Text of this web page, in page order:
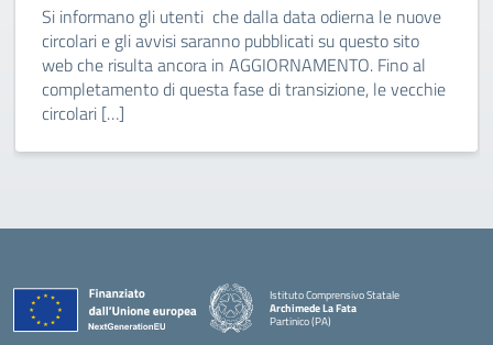
Si informano gli utenti che dalla data odierna le nuove
circolari e gli avvisi saranno pubblicati su questo sito
web che risulta ancora in AGGIORNAMENTO. Fino al
completamento di questa fase di transizione, le vecchie
circolari […]
Istituto Comprensivo Statale
Archimede La Fata
Partinico (PA)